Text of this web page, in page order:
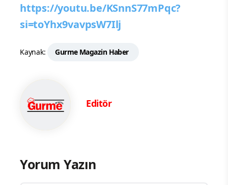
https://youtu.be/KSnnS77mPqc?
si=toYhx9vavpsW7Ilj
Kaynak: Gurme Magazin Haber
Editör
Yorum Yazın